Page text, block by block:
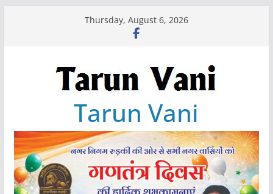
Thursday, August 6, 2026
Tarun Vani